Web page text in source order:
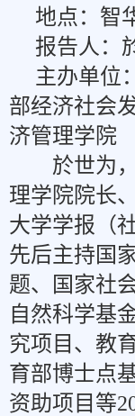
地点： 智
报告人：
主办单位
部经济社会
济管理学院
於世为，
理学院院长
大学学报（
先后主持国
题、国家社
自然科学基
究项目、教
育部博士点
资助项目等